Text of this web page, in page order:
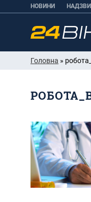
НОВИНИ
Головна »